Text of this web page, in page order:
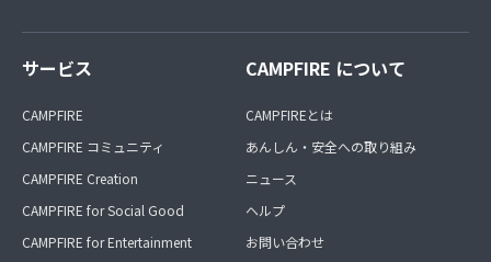
サービス
CAMPFIRE
CAMPFIRE コミュニティ
CAMPFIRE Creation
CAMPFIRE for Social Good
CAMPFIRE for Entertainment
CAMPFIRE について
CAMPFIREとは
あんしん・安全への取り組み
ニュース
ヘルプ
お問い合わせ